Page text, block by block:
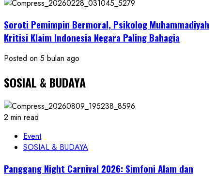
Soroti Pemimpin Bermoral, Psikolog Muhammadiyah
Kritisi Klaim Indonesia Negara Paling Bahagia
Posted on 5 bulan ago
SOSIAL & BUDAYA
2 min read
Event
SOSIAL & BUDAYA
Panggang Night Carnival 2026: Simfoni Alam dan